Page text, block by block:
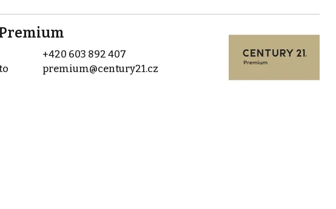
Premium
+420 603 892 407
premium@century21.cz